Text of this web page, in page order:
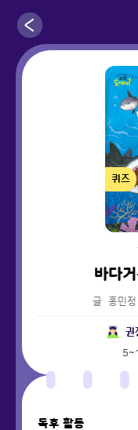
퀴즈
바다
글 홍민정
권
독후 활동